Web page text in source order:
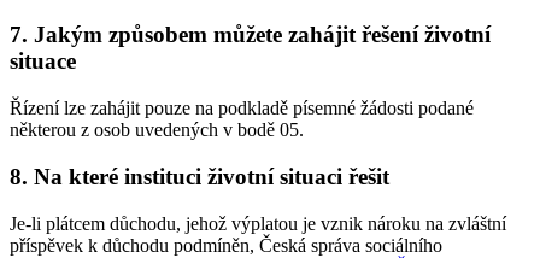
7. Jakým způsobem můžete zahájit řešení životní
situace
Řízení lze zahájit pouze na podkladě písemné žádosti podané
některou z osob uvedených v bodě 05.
8. Na které instituci životní situaci řešit
Je-li plátcem důchodu, jehož výplatou je vznik nároku na zvláštní
příspěvek k důchodu podmíněn, Česká správa sociálního